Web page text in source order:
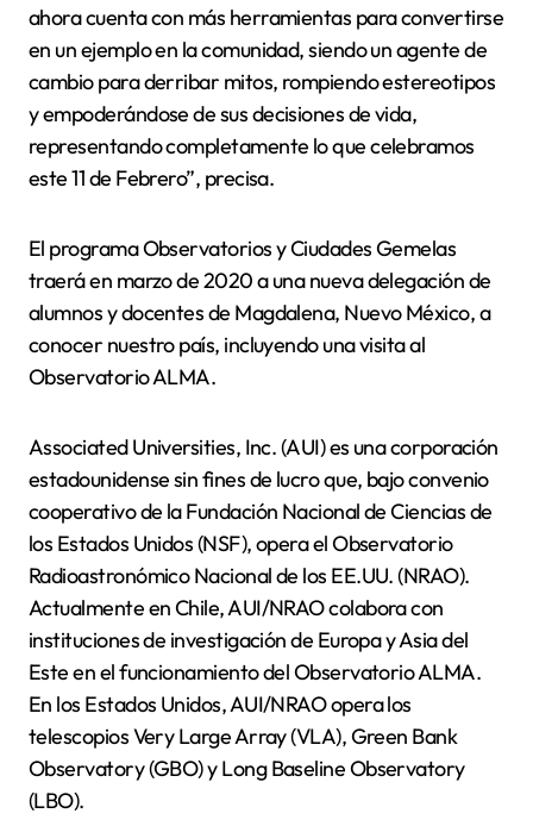
ahora cuenta con más herramientas para convertirse
en un ejemplo en la comunidad, siendo un agente de
cambio para derribar mitos, rompiendo estereotipos
y empoderándose de sus decisiones de vida,
representando completamente lo que celebramos
este 11 de Febrero”, precisa.
El programa Observatorios y Ciudades Gemelas
traerá en marzo de 2020 a una nueva delegación de
alumnos y docentes de Magdalena, Nuevo México, a
conocer nuestro país, incluyendo una visita al
Observatorio ALMA.
Associated Universities, Inc. (AUI) es una corporación
estadounidense sin fines de lucro que, bajo convenio
cooperativo de la Fundación Nacional de Ciencias de
los Estados Unidos (NSF), opera el Observatorio
Radioastronómico Nacional de los EE.UU. (NRAO).
Actualmente en Chile, AUI/NRAO colabora con
instituciones de investigación de Europa y Asia del
Este en el funcionamiento del Observatorio ALMA.
En los Estados Unidos, AUI/NRAO opera los
telescopios Very Large Array (VLA), Green Bank
Observatory (GBO) y Long Baseline Observatory
(LBO).